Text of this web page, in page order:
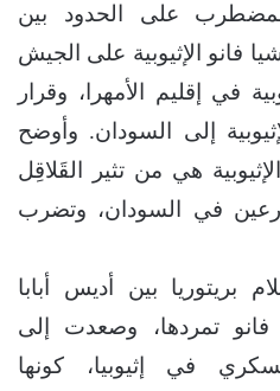
على الحدود بين
فانو الإثيوبية على الجيش
في إقليم الأمهرا، وقرار
إلى السودان. وأوضح
هي من تثير القَلاقِل
في السودان، وتضرب
بريتوريا بين أديس أبابا
فانو تمردها، وصعدت إلى
في إثيوبيا، كونها